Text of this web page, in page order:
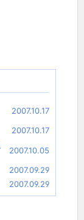
2007.10.17
2007.10.17
2007.10.05
2007.09.29
2007.09.29